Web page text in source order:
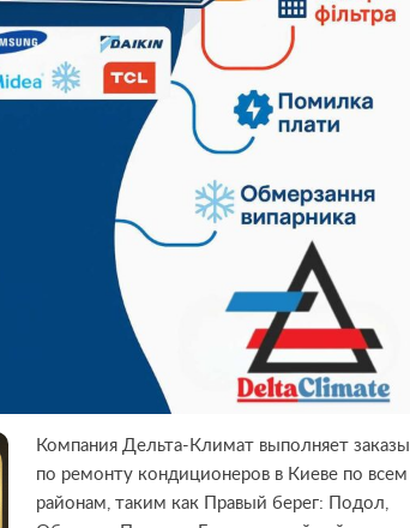
Компания Дельта-Климат выполняет заказы
по ремонту кондиционеров в Киеве по всем
районам, таким как Правый берег: Подол,